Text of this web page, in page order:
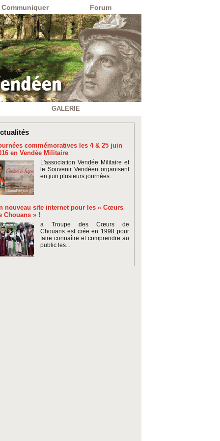
Communiquer Forum
GALERIE
commémoratives les 4 & 25 juin
en Vendée Militaire
L'association Vendée Militaire et
le Souvenir Vendéen organisent
en juin plusieurs journées...
nouveau site internet pour les « Cœurs
Chouans » !
a Troupe des Cœurs de
Chouans est crée en 1998 pour
faire connaître et comprendre au
public les...